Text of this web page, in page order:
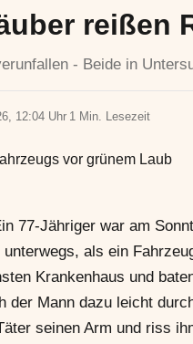
reißen
- Beide in
12:04 Uhr 1 Min. Lesezeit
77-Jähriger war am
als ein
Krankenhaus und
der Mann dazu leicht
seinen Arm und riss